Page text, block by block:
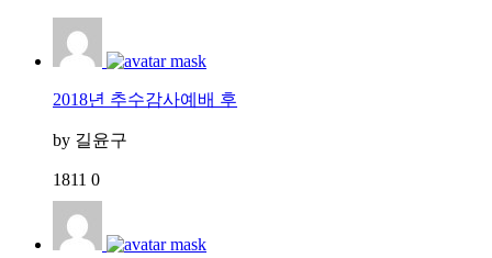
2018년 추수감사예배 후
by 길윤구
1811 0